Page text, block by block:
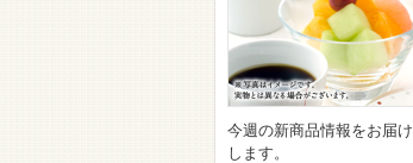
今週の新商品情報をお届け
します。